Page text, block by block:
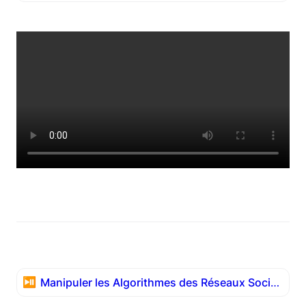
⏯️ Manipuler les Algorithmes des Réseaux Sociaux et Faire le Buzz